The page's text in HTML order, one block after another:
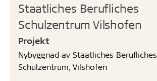
Staatliches Berufliches
Schulzentrum Vilshofen
Projekt
Nybyggnad av Staatliches Berufliches
Schulzentrum, Vilshofen